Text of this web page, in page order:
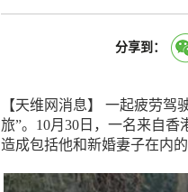
分享到：
【天维网消息】 一起疲劳驾
旅”。10月30日，一名来自香
造成包括他和新婚妻子在内